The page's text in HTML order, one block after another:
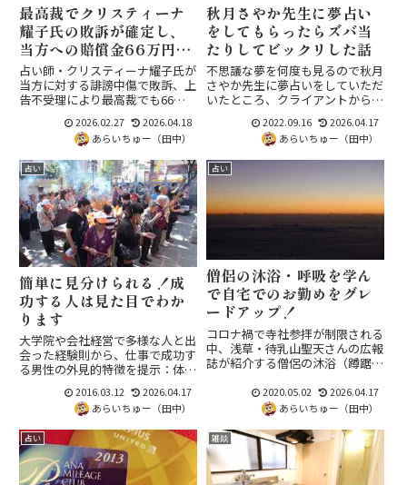
最高裁でクリスティーナ
耀子氏の敗訴が確定し、
当方への賠償金66万円の
支払い命令も確定しまし
た。
占い師・クリスティーナ耀子氏が
当方に対する誹謗中傷で敗訴、上
告不受理により最高裁でも66万
円の賠償金支払いが確定。一審の
東京地裁・二審の東京高裁と、す
べての審級で当方が勝訴した民事
訴訟の決着の報告です。
2026.02.27
2026.04.18
あらいちゅー（田中）
秋月さやか先生に夢占い
をしてもらったらズバ当
たりしてビックリした話
不思議な夢を何度も見るので秋月
さやか先生に夢占いをしていただ
いたところ、クライアントからの
仕事が増えるという鑑定結果がそ
の日のうちに的中。深層心理では
なく予知夢的な当たり方に驚いた
体験を紹介します。
2022.09.16
2026.04.17
あらいちゅー（田中）
占い
簡単に見分けられる！成
功する人は見た目でわか
ります
大学院や会社経営で多様な人と出
会った経験則から、仕事で成功す
る男性の外見的特徴を提示：体が
分厚くパンダやクマのような適度
な脂肪、手が肉厚で暖かく湿気が
なくふんわり張りがある。占いの
ロジックではない観相の実感知で
す。
2016.03.12
2026.04.17
あらいちゅー（田中）
占い
僧侶の沐浴・呼吸を学ん
で自宅でのお勤めをグレ
ードアップ！
コロナ禍で寺社参拝が制限される
中、浅草・待乳山聖天さんの広報
誌が紹介する僧侶の沐浴（蹲踞の
ぶる）と呼吸法・数息観のアレン
ジを紹介。自宅での礼拝をグレー
ドアップするヒントが詰まってい
ます。
2020.05.02
2026.04.17
あらいちゅー（田中）
占い 雑談